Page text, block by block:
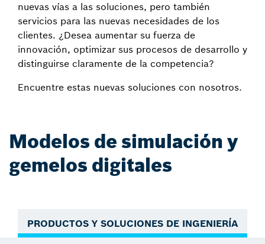
nuevas vías a las soluciones, pero también
servicios para las nuevas necesidades de los
clientes. ¿Desea aumentar su fuerza de
innovación, optimizar sus procesos de desarrollo y
distinguirse claramente de la competencia?
Encuentre estas nuevas soluciones con nosotros.
Modelos de simulación y
gemelos digitales
PRODUCTOS Y SOLUCIONES DE INGENIERÍA